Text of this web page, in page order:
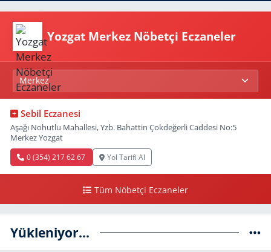
Yozgat Merkez Nöbetçi Eczaneler
Sebil Eczanesi
Aşağı Nohutlu Mahallesi, Yzb. Bahattin Çokdeğerli Caddesi No:5
Merkez Yozgat
0 (354) 217 62 67 Yol Tarifi Al
Tüm Nöbetçi Eczaneler
Yükleniyor...